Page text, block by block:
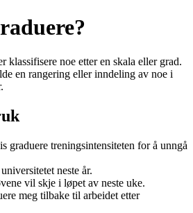
klassifisere noe etter en skala eller grad.
en rangering eller inndeling av noe i
graduere treningsintensiteten for å unngå
neste år.
vil skje i løpet av neste uke.
meg tilbake til arbeidet etter